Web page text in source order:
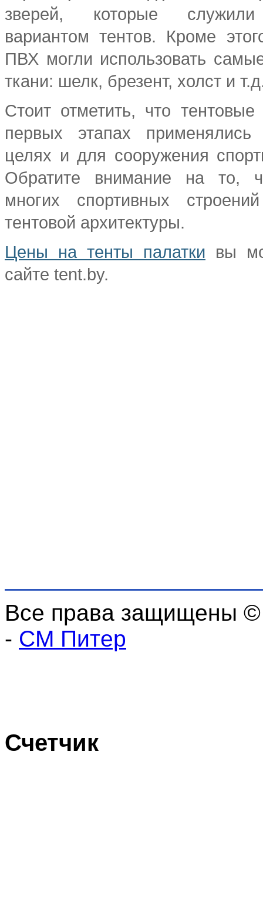
зверей, которые
вариантом тентов. Кроме
ПВХ могли использовать
ткани: шелк, брезент, холст и
Стоит отметить, что тентовые
первых этапах
целях и для сооружения
Обратите внимание на то,
многих спортивных
тентовой архитектуры.
Цены на тенты палатки вы
сайте tent.by.
Все права защищены
- СМ Питер
Счетчик